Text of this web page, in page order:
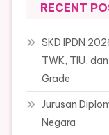
RECENT
SKD IPDN
TWK, TIU,
Grade
Jurusan
Negara